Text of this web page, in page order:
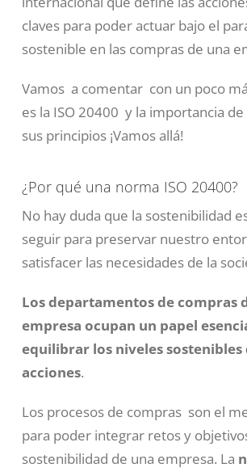
claves para poder actuar bajo el
sostenible en las compras de una
Vamos a comentar con un poco
es la ISO 20400 y la importancia
sus principios ¡Vamos allá!
¿Por qué una norma ISO 20400?
No hay duda que la sostenibilidad
seguir para preservar nuestro
satisfacer las necesidades de la
Los departamentos de compras
empresa ocupan un papel
equilibrar los niveles sostenibles
acciones.
Los procesos de compras son el
para poder integrar retos y
sostenibilidad de una empresa. La